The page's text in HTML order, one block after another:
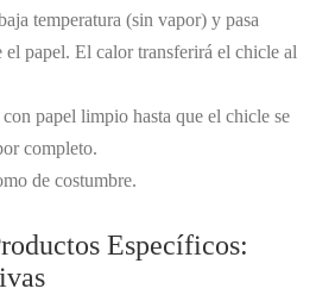
temperatura (sin vapor) y pasa
el papel. El calor transferirá el chicle al
papel limpio hasta que el chicle se
completo.
de costumbre.
Específicos: